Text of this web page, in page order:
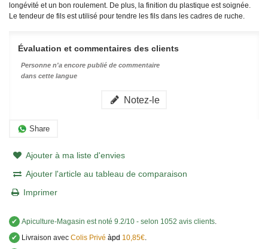
longévité et un bon roulement. De plus, la finition du plastique est soignée.
Le tendeur de fils est utilisé pour tendre les fils dans les cadres de ruche.
Évaluation et commentaires des clients
Personne n'a encore publié de commentaire
dans cette langue
Notez-le
Share
Ajouter à ma liste d'envies
Ajouter l'article au tableau de comparaison
Imprimer
✔ Apiculture-Magasin est noté 9.2/10 - selon 1052 avis clients.
✔
Livraison avec Colis Privé àpd 10,85€.